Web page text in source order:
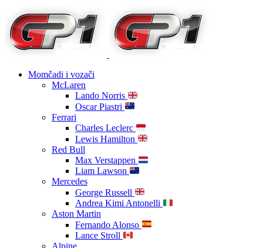
Momčadi i vozači
McLaren
Lando Norris
Oscar Piastri
Ferrari
Charles Leclerc
Lewis Hamilton
Red Bull
Max Verstappen
Liam Lawson
Mercedes
George Russell
Andrea Kimi Antonelli
Aston Martin
Fernando Alonso
Lance Stroll
Alpine